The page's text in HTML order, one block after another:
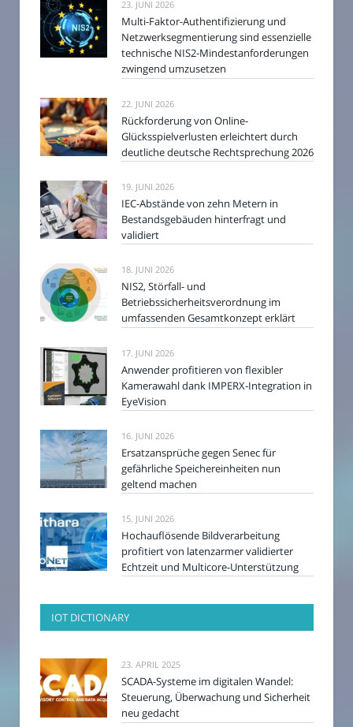
23. JUNI 2026
Multi-Faktor-Authentifizierung und
Netzwerksegmentierung sind essenzielle
technische NIS2-Mindestanforderungen
zwingend umzusetzen
22. JUNI 2026
Rückforderung von Online-
Glücksspielverlusten erleichtert durch
deutliche deutsche Rechtsprechung 2026
19. JUNI 2026
IEC-Abstände von zehn Metern in
Bestandsgebäuden hinterfragt und
validiert
18. JUNI 2026
NIS2, Störfall- und
Betriebssicherheitsverordnung im
umfassenden Gesamtkonzept erklärt
17. JUNI 2026
Anwender profitieren von flexibler
Kamerawahl dank IMPERX-Integration in
EyeVision
16. JUNI 2026
Ersatzansprüche gegen Senec für
gefährliche Speichereinheiten nun
geltend machen
15. JUNI 2026
Hochauflösende Bildverarbeitung
profitiert von latenzarmer validierter
Echtzeit und Multicore-Unterstützung
IOT DICTIONARY
23. APRIL 2025
SCADA-Systeme im digitalen Wandel:
Steuerung, Überwachung und Sicherheit
neu gedacht